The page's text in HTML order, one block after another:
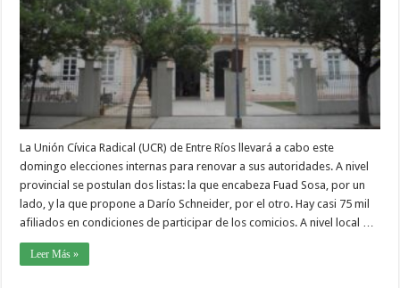
La Unión Cívica Radical (UCR) de Entre Ríos llevará a cabo este
domingo elecciones internas para renovar a sus autoridades. A nivel
provincial se postulan dos listas: la que encabeza Fuad Sosa, por un
lado, y la que propone a Darío Schneider, por el otro. Hay casi 75 mil
afiliados en condiciones de participar de los comicios. A nivel local …
Leer Más »